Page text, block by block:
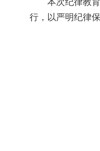
本次纪律教
行，以严明纪律